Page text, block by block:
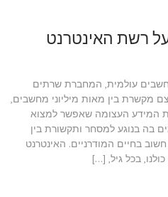
רשת האינטרנט
עולמית, המחברת שרתים
מקשרת בין מאות מיליוני מחשבים,
המידע העצומה שאפשר למצוא
בה בנוגע למסחר ותקשורת בין
בחיים המודרניים. האינטרנט
בכל גיל, […]